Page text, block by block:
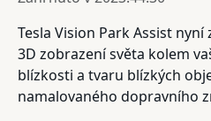
Tesla Vision Park Assist
3D zobrazení světa kolem
blízkosti a tvaru blízkých
namalovaného dopravního